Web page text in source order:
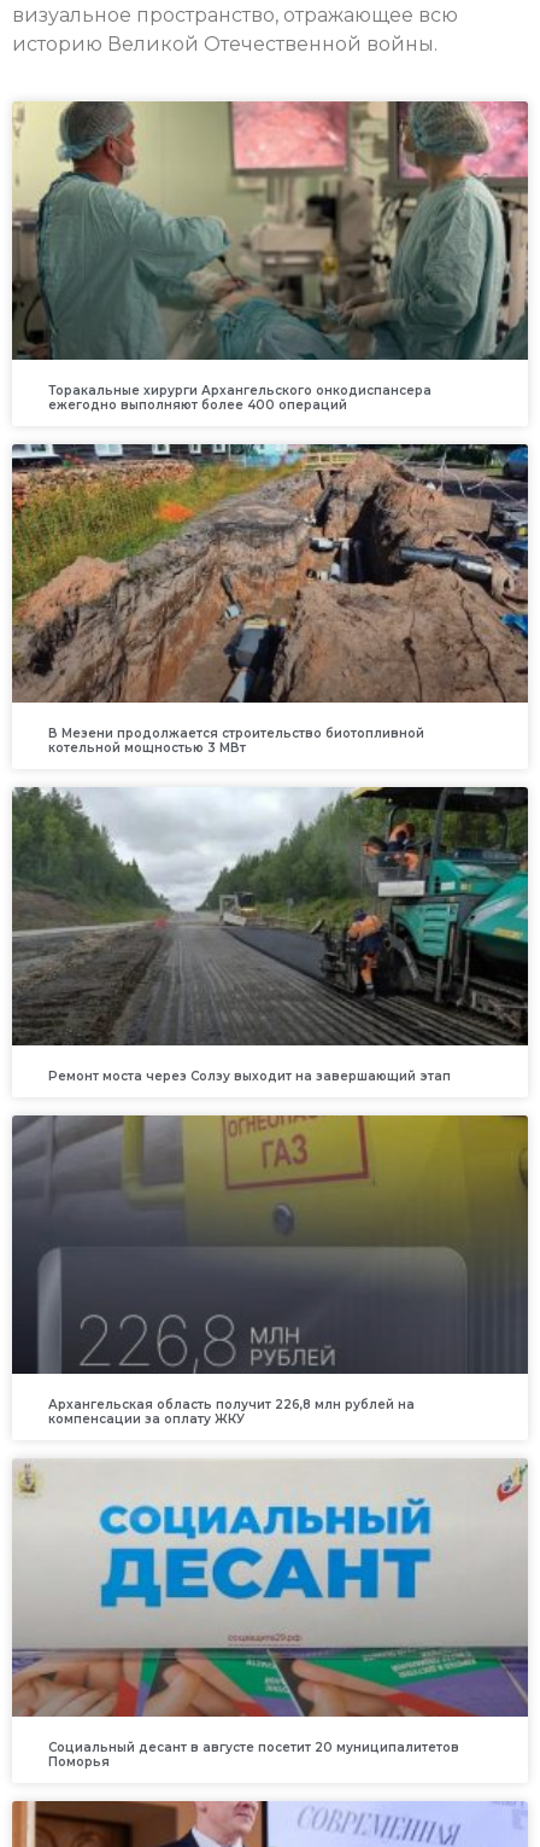
визуальное пространство, отражающее всю
историю Великой Отечественной войны.
Торакальные хирурги Архангельского онкодиспансера
ежегодно выполняют более 400 операций
В Мезени продолжается строительство биотопливной
котельной мощностью 3 МВт
Ремонт моста через Солзу выходит на завершающий этап
Архангельская область получит 226,8 млн рублей на
компенсации за оплату ЖКУ
Социальный десант в августе посетит 20 муниципалитетов
Поморья